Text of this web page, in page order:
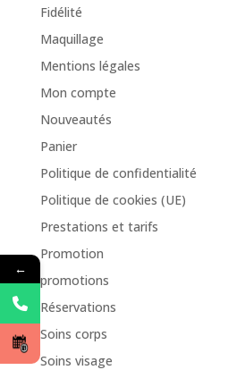
Fidélité
Maquillage
Mentions légales
Mon compte
Nouveautés
Panier
Politique de confidentialité
Politique de cookies (UE)
Prestations et tarifs
Promotion
promotions
Réservations
Soins corps
Soins visage
←